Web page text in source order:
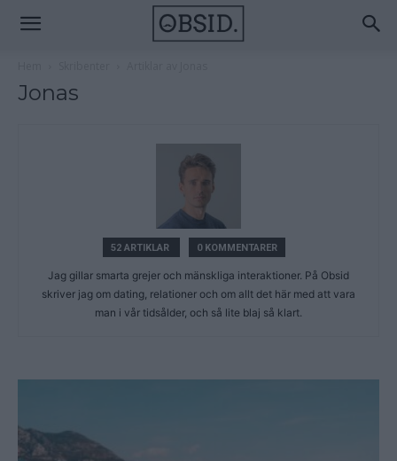
Jonas
52 ARTIKLAR 0 KOMMENTARER
Jag gillar smarta grejer och mänskliga interaktioner. På Obsid
skriver jag om dating, relationer och om allt det här med att vara
man i vår tidsålder, och så lite blaj så klart.